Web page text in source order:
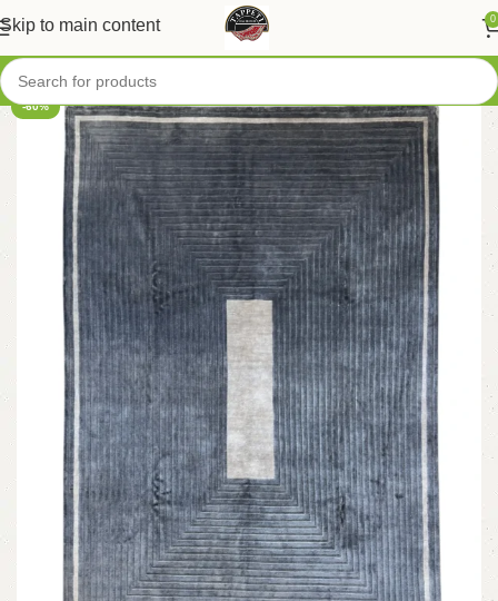
Skip to main content 0
-60%